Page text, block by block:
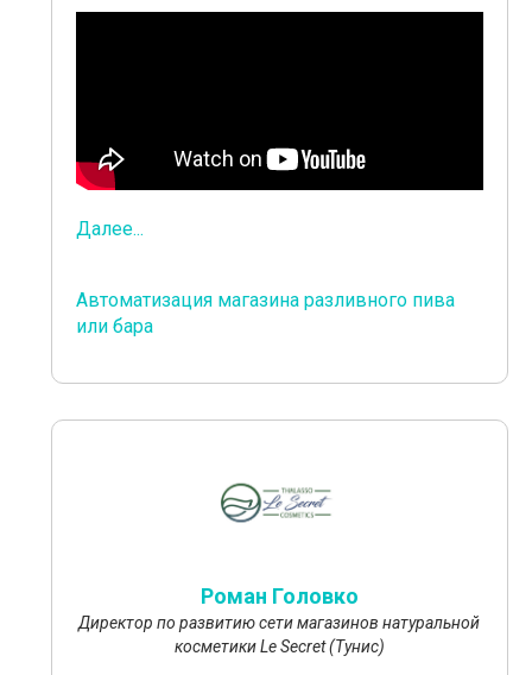
Далее...
Автоматизация магазина разливного пива
или бара
Роман Головко
Директор по развитию сети магазинов натуральной
косметики Le Secret (Тунис)